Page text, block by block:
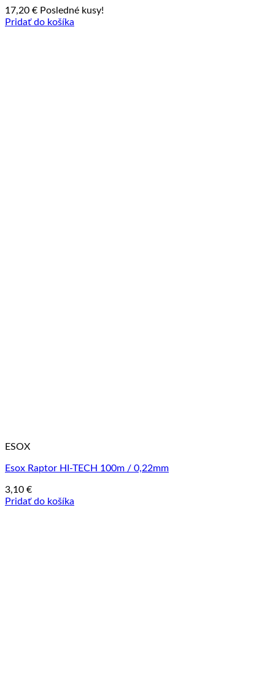
17,20 € Posledné kusy!
Pridať do košíka
ESOX
Esox Raptor HI-TECH 100m / 0,22mm
3,10 €
Pridať do košíka